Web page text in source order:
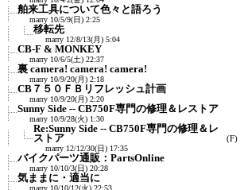
舶来工具について色々と語ろう
marry 10/5/9(日) 2:25
移転先
marry 12/8/13(月) 5:04
CB-F & MONKEY
marry 10/6/5(土) 22:37
裏 camera! camera! camera!
marry 10/9/20(月) 2:18
CB７５０ＦＢリフレッシュ計画
marry 10/9/20(月) 2:20
Sunny Side -- CB750F専門の修理＆レストア
marry 10/9/28(火) 1:30
Re:Sunny Side -- CB750F専門の修理＆レ
ストア
marry 12/12/30(日) 17:35
(F)
バイクパーツ通販：PartsOnline
marry 10/10/3(日) 20:28
気ままに・適当に
marry 10/10/12(火) 22:53